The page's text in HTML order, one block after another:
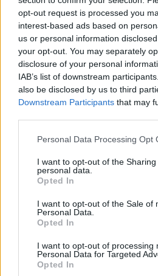
opt-out request is processed you
interest-based ads based on
us or personal information
your opt-out. You may separately
disclosure of your personal
IAB’s list of downstream
also be disclosed by us to third
Downstream Participants that may
Please note that this website/app
not limited to your visit or usage
grant or deny consent to Google
use your data for below specified
consent section.
Personal Data Processing Opt
I want to opt-out of the
personal data.
Opted In
I want to opt-out of the Sale of
Personal Data.
Opted In
I want to opt-out of processing
Personal Data for Targeted
Opted In
„Elsősorban politikai
Mód Aladár 400 évei,
2016. augusztus 19.
Szerző: Schreiber-Kovács
– Küzdelem az önálló
számtalan kiadást megért. A
is kézbe vevő olvasónak
hogy az 1950-es években
alapjaikban különböznek az